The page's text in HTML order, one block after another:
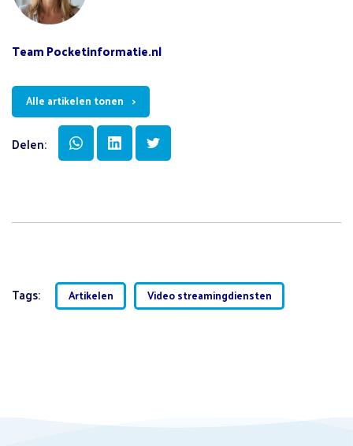
Team Pocketinformatie.nl
Alle artikelen tonen
Delen:
Tags: Artikelen Video streamingdiensten